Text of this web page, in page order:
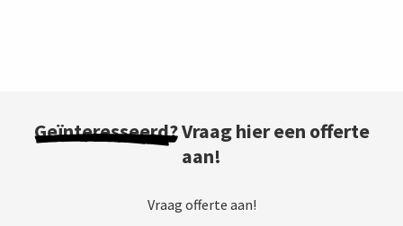
Geïnteresseerd?Vraag hier een offerte
aan!
Vraag offerte aan!